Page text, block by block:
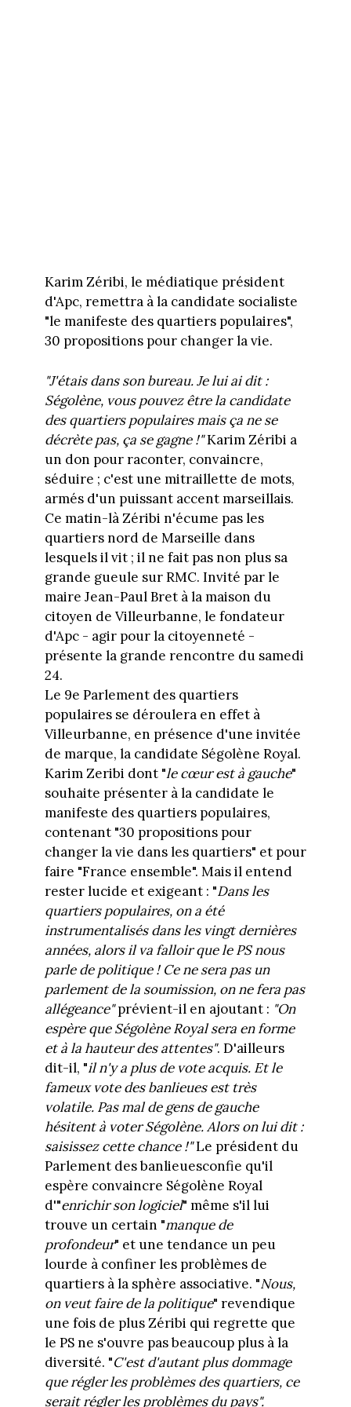
Karim Zéribi, le médiatique président
d'Apc, remettra à la candidate socialiste
"le manifeste des quartiers populaires",
30 propositions pour changer la vie.
"J'étais dans son bureau. Je lui ai dit :
Ségolène, vous pouvez être la candidate
des quartiers populaires mais ça ne se
décrète pas, ça se gagne !"Karim Zéribi a
un don pour raconter, convaincre,
séduire ; c'est une mitraillette de mots,
armés d'un puissant accent marseillais.
Ce matin-là Zéribi n'écume pas les
quartiers nord de Marseille dans
lesquels il vit ; il ne fait pas non plus sa
grande gueule sur RMC. Invité par le
maire Jean-Paul Bret à la maison du
citoyen de Villeurbanne, le fondateur
d'Apc - agir pour la citoyenneté -
présente la grande rencontre du samedi
24.
Le 9e Parlement des quartiers
populaires se déroulera en effet à
Villeurbanne, en présence d'une invitée
de marque, la candidate Ségolène Royal.
Karim Zeribi dont "le cœur est à gauche"
souhaite présenter à la candidate le
manifeste des quartiers populaires,
contenant "30 propositions pour
changer la vie dans les quartiers" et pour
faire "France ensemble". Mais il entend
rester lucide et exigeant : "Dans les
quartiers populaires, on a été
instrumentalisés dans les vingt dernières
années, alors il va falloir que le PS nous
parle de politique ! Ce ne sera pas un
parlement de la soumission, on ne fera pas
allégeance"prévient-il en ajoutant : "On
espère que Ségolène Royal sera en forme
et à la hauteur des attentes". D'ailleurs
dit-il, "il n'y a plus de vote acquis. Et le
fameux vote des banlieues est très
volatile. Pas mal de gens de gauche
hésitent à voter Ségolène. Alors on lui dit :
saisissez cette chance !"Le président du
Parlement des banlieuesconfie qu'il
espère convaincre Ségolène Royal
d'"enrichir son logiciel" même s'il lui
trouve un certain "manque de
profondeur" et une tendance un peu
lourde à confiner les problèmes de
quartiers à la sphère associative. "Nous,
on veut faire de la politique" revendique
une fois de plus Zéribi qui regrette que
le PS ne s'ouvre pas beaucoup plus à la
diversité. "C'est d'autant plus dommage
que régler les problèmes des quartiers, ce
serait régler les problèmes du pays".